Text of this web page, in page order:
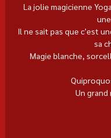
La jolie magicienne
Il ne sait pas que c'est
sa
Magie blanche,
Un